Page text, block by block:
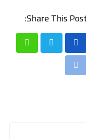
Share This Post:
Whatsapp
Print